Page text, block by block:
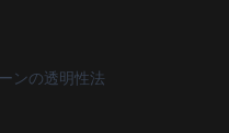
ンの透明性法